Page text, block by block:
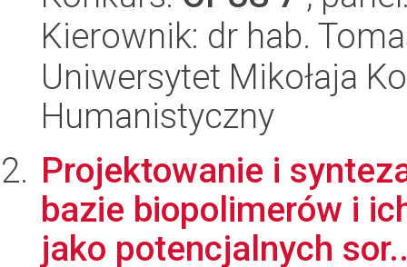
Kierownik: dr hab.
Uniwersytet Mikołaja
Humanistyczny
Projektowanie i
bazie biopolimerów i
jako potencjalnych